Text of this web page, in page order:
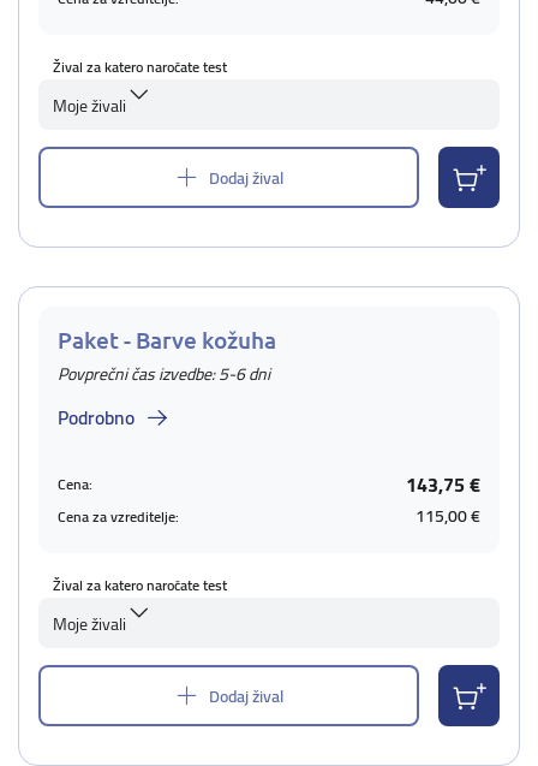
Žival za katero naročate test
Moje živali
Dodaj žival
Paket - Barve kožuha
Povprečni čas izvedbe: 5-6 dni
Podrobno
Cena: 143,75 €
Cena za vzreditelje: 115,00 €
Žival za katero naročate test
Moje živali
Dodaj žival